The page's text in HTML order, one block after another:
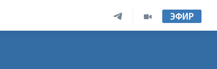
ЭФИР